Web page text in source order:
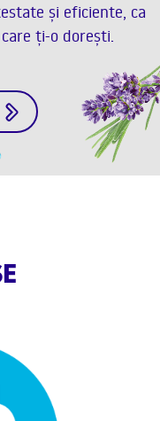
și eficiente, ca
ți-o dorești.